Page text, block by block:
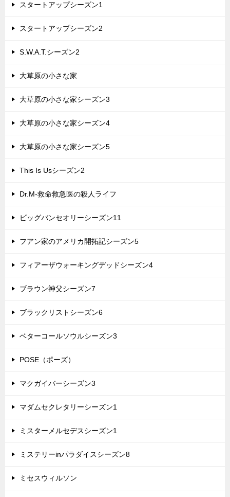
スタートアップシーズン1
スタートアップシーズン2
S.W.A.T.シーズン2
大草原の小さな家
大草原の小さな家シーズン3
大草原の小さな家シーズン4
大草原の小さな家シーズン5
This Is Usシーズン2
Dr.M-救命救急医の殺人ライフ
ビッグバンセオリーシーズン11
フアン家のアメリカ開拓記シーズン5
フィアーザウォーキングデッドシーズン4
ブラウン神父シーズン7
ブラックリストシーズン6
ベターコールソウルシーズン3
POSE（ポーズ）
マクガイバーシーズン3
マダムセクレタリーシーズン1
ミスターメルセデスシーズン1
ミステリーinパラダイスシーズン8
ミセスウィルソン